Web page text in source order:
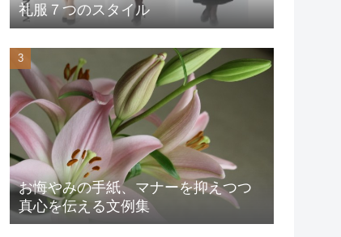
礼服７つのスタイル
お悔やみの手紙、マナーを抑えつつ
真心を伝える文例集